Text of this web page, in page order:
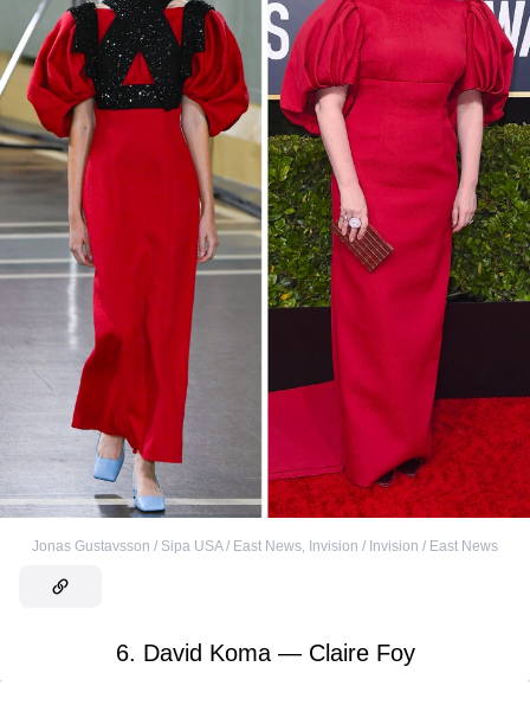
Jonas Gustavsson / Sipa USA / East News, Invision / Invision / East News
6. David Koma — Claire Foy